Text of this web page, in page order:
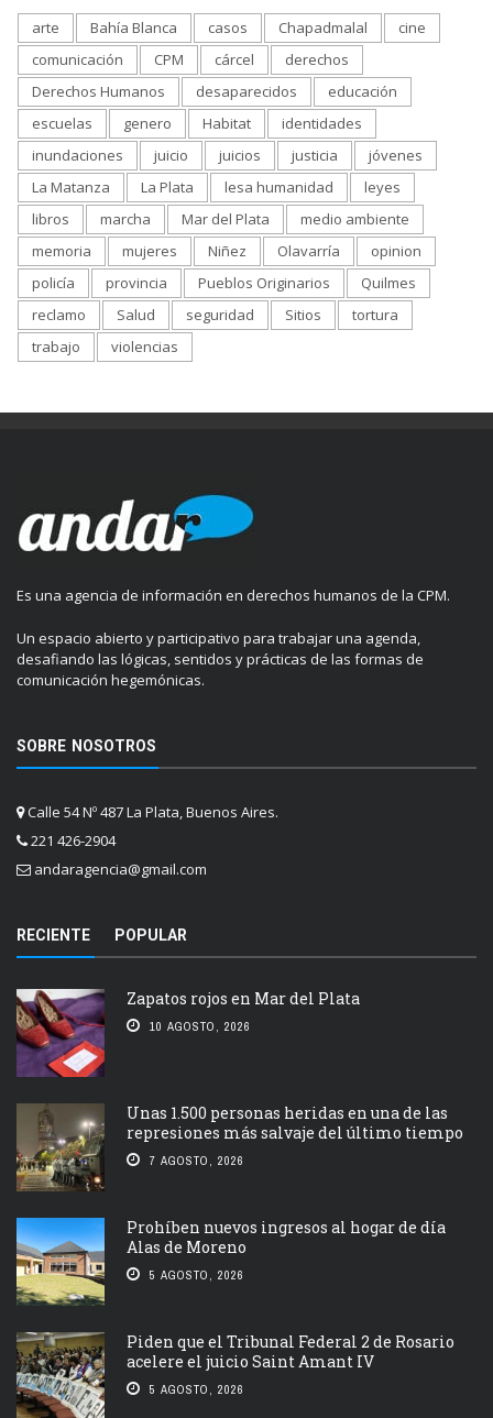
arte Bahía Blanca casos Chapadmalal
cine
comunicación
CPM cárcel
derechos
Derechos Humanos
desaparecidos
educación
escuelas
genero Habitat
identidades
inundaciones
juicio juicios justicia
jóvenes
La Matanza
La Plata lesa humanidad
leyes
libros
marcha Mar del Plata
medio ambiente
memoria
mujeres Niñez Olavarría
opinion
policía
provincia Pueblos Originarios
Quilmes
reclamo
Salud seguridad Sitios
tortura
trabajo
violencias
Es una agencia de información en derechos humanos de la CPM.
Un espacio abierto y participativo para trabajar una agenda,
desafiando las lógicas, sentidos y prácticas de las formas de
comunicación hegemónicas.
SOBRE NOSOTROS
Calle 54 Nº 487 La Plata, Buenos Aires.
221 426-2904
andaragencia@gmail.com
RECIENTE POPULAR
Zapatos rojos en Mar del Plata
10 AGOSTO, 2026
Unas 1.500 personas heridas en una de las
represiones más salvaje del último tiempo
7 AGOSTO, 2026
Prohíben nuevos ingresos al hogar de día
Alas de Moreno
5 AGOSTO, 2026
Piden que el Tribunal Federal 2 de Rosario
acelere el juicio Saint Amant IV
5 AGOSTO, 2026